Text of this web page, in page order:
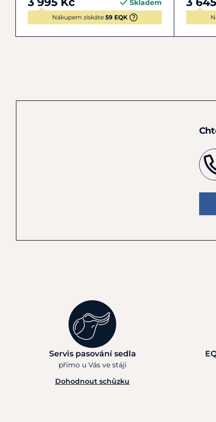
Skladem
Nákupem získáte 59 EQK
Servis pasování sedla
přímo u Vás ve stáji
Dohodnout schůzku